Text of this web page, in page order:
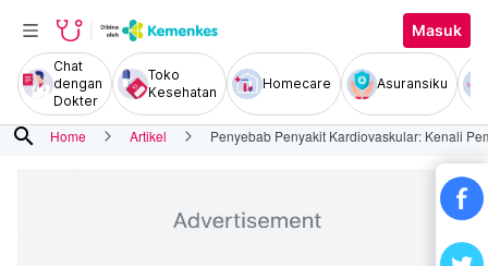
Masuk
Chat
dengan
Dokter
Toko
Kesehatan
Homecare Asuransiku
search Home Artikel Penyebab Penyakit Kardiovaskular: Kenali